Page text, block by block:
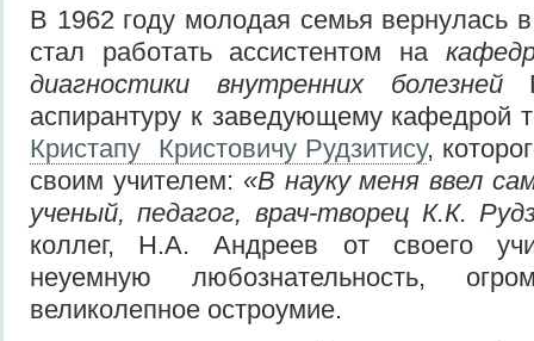
В 1962 году молодая семья вернулась
стал работать ассистентом на к
диагностики внутренних болезней
аспирантуру к заведующему кафедрой
Кристапу Кристовичу Рудзитису,
своим учителем: «В науку меня ввел
ученый, педагог, врач-творец К.К.
коллег, Н.А. Андреев от своего
неуемную любознательность,
великолепное остроумие.